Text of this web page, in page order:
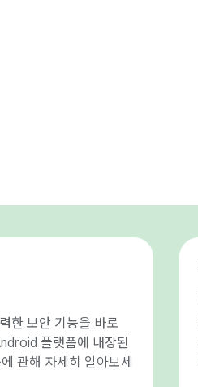
한 보안 기능을 바로
플랫폼에 내장된
관해 자세히 알아보세